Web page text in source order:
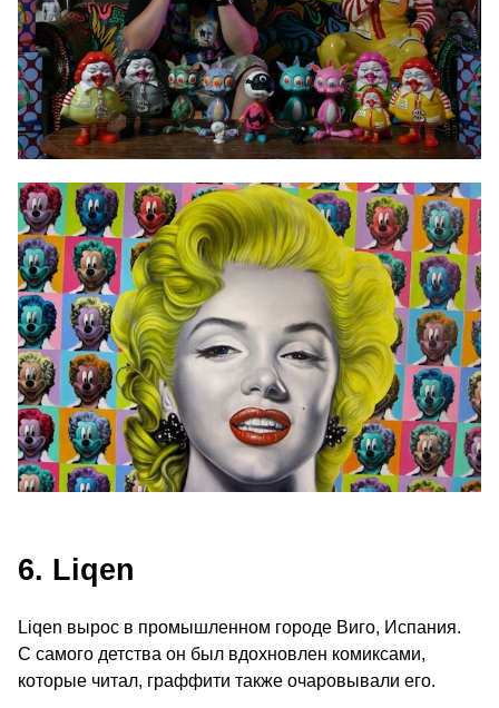
6. Liqen
Liqen вырос в промышленном городе Виго, Испания.
С самого детства он был вдохновлен комиксами,
которые читал, граффити также очаровывали его.